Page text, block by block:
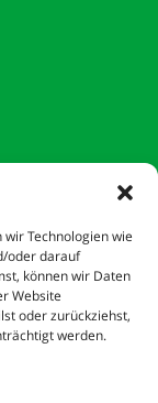
Technologien wie
oder darauf
können wir Daten
Website
oder zurückziehst,
werden.